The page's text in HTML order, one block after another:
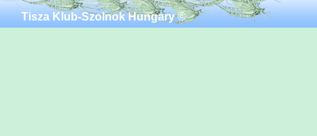
Tisza Klub-Szolnok Hungary ©